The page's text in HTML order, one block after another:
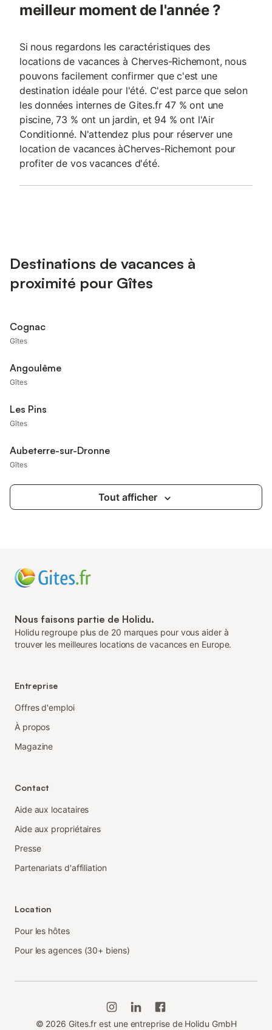
meilleur moment de l'année ?
Si nous regardons les caractéristiques des
locations de vacances à Cherves-Richemont, nous
pouvons facilement confirmer que c'est une
destination idéale pour l'été. C'est parce que selon
les données internes de Gites.fr 47 % ont une
piscine, 73 % ont un jardin, et 94 % ont l'Air
Conditionné. N'attendez plus pour réserver une
location de vacances àCherves-Richemont pour
profiter de vos vacances d'été.
Destinations de vacances à
proximité pour Gîtes
Cognac
Gîtes
Angoulême
Gîtes
Les Pins
Gîtes
Aubeterre-sur-Dronne
Gîtes
Tout afficher
Nous faisons partie de Holidu.
Holidu regroupe plus de 20 marques pour vous aider à
trouver les meilleures locations de vacances en Europe.
Entreprise
Offres d'emploi
À propos
Magazine
Contact
Aide aux locataires
Aide aux propriétaires
Presse
Partenariats d'affiliation
Location
Pour les hôtes
Pour les agences (30+ biens)
© 2026 Gites.fr est une entreprise de Holidu GmbH